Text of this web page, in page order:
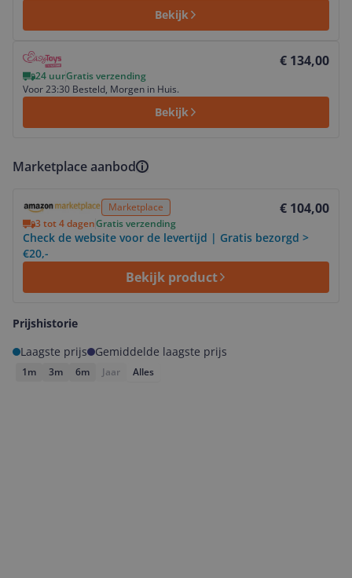
Bekijk
€ 134,00
24 uurGratis verzending
Voor 23:30 Besteld, Morgen in Huis.
Bekijk
Bekijk product
Marketplace aanbod
Marketplace € 104,00
3 tot 4 dagenGratis verzending
Check de website voor de levertijd | Gratis bezorgd >
€20,-
Bekijk product
Prijshistorie
Laagste prijs
Gemiddelde laagste prijs
1m 3m 6m Jaar Alles